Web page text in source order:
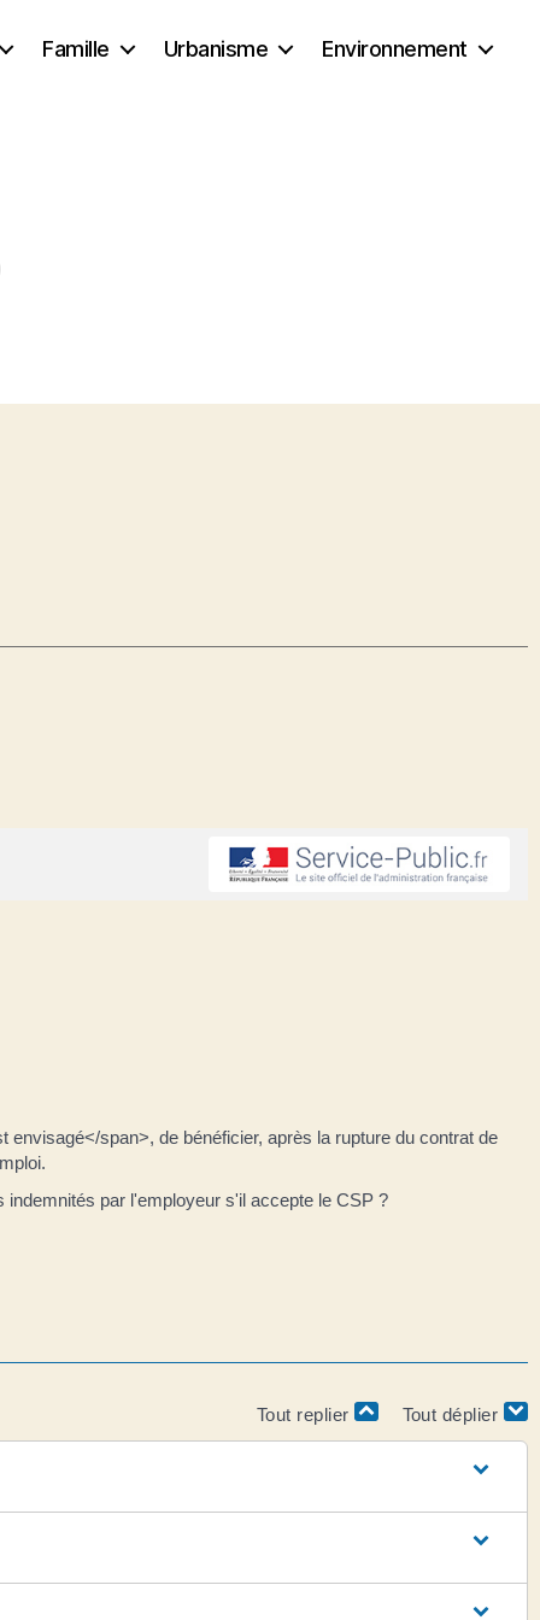
Famille Urbanisme Environnement
span>, de bénéficier, après la rupture du contrat de
par l'employeur s'il accepte le CSP ?
Tout replier Tout déplier